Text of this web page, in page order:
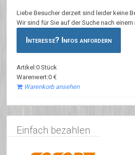
Liebe Besucher derzeit sind leider keine
Wir sind für Sie auf der Suche nach
Interesse? Infos anfordern
Artikel:0 Stück
Warenwert:0 €
Warenkorb ansehen
Einfach bezahlen